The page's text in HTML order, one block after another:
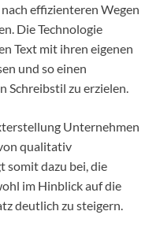
effizienteren Wegen
Die Technologie
Text mit ihren eigenen
und so einen
Schreibstil zu erzielen.
Unternehmen
qualitativ
somit dazu bei, die
im Hinblick auf die
deutlich zu steigern.